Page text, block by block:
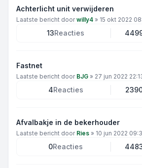
Achterlicht unit verwijderen
Laatste bericht doorwilly4 » 15 okt 2022
13Reacties
Fastnet
Laatste bericht door BJG » 27 jun 2022
4Reacties
Afvalbakje in de bekerhouder
Laatste bericht door Ries » 10 jun 2022
0Reacties